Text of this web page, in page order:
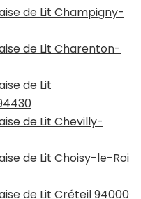
de Lit Champigny-
de Lit Charenton-
de Lit
de Lit Chevilly-
de Lit Choisy-le-Roi
de Lit Créteil 94000